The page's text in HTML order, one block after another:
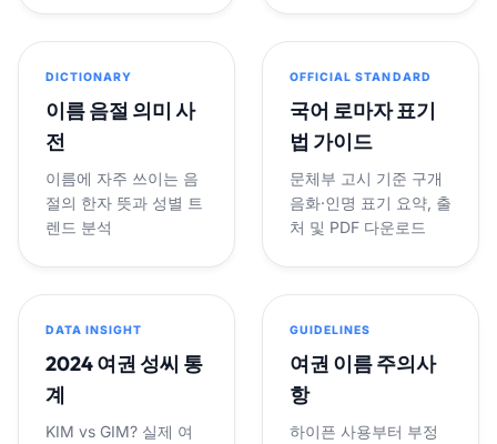
DICTIONARY
이름 음절 의미 사
전
이름에 자주 쓰이는 음
절의 한자 뜻과 성별 트
렌드 분석
OFFICIAL STANDARD
국어 로마자 표기
법 가이드
문체부 고시 기준 구개
음화·인명 표기 요약, 출
처 및 PDF 다운로드
DATA INSIGHT
2024 여권 성씨 통
계
KIM vs GIM? 실제 여
GUIDELINES
여권 이름 주의사
항
하이픈 사용부터 부정